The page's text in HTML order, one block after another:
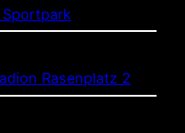
Sportpark
Rasenplatz 2